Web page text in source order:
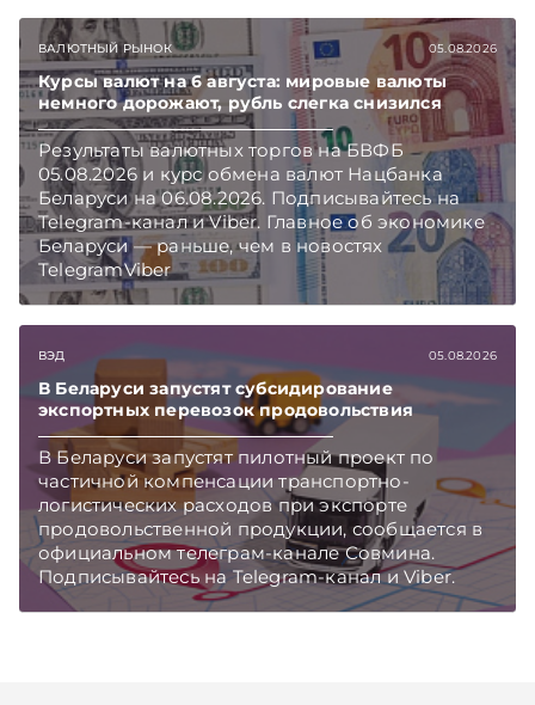
Главное об экономике Беларуси — раньше,
чем в новостях TelegramViber
ВАЛЮТНЫЙ РЫНОК 05.08.2026
Курсы валют на 6 августа: мировые валюты
немного дорожают, рубль слегка снизился
Результаты валютных торгов на БВФБ
05.08.2026 и курс обмена валют Нацбанка
Беларуси на 06.08.2026. Подписывайтесь на
Telegram‑канал и Viber. Главное об экономике
Беларуси — раньше, чем в новостях
TelegramViber
ВЭД 05.08.2026
В Беларуси запустят субсидирование
экспортных перевозок продовольствия
В Беларуси запустят пилотный проект по
частичной компенсации транспортно-
логистических расходов при экспорте
продовольственной продукции, сообщается в
официальном телеграм-канале Совмина.
Подписывайтесь на Telegram‑канал и Viber.
Главное об экономике Беларуси — раньше,